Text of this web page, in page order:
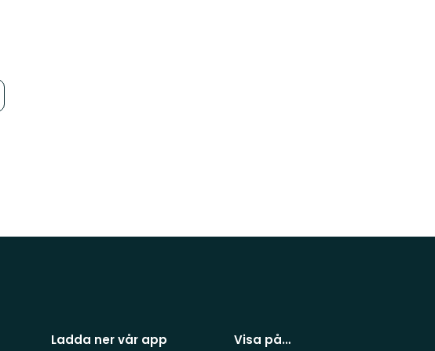
Ladda ner vår app Visa på…